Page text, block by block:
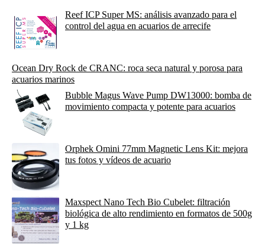
Reef ICP Super MS: análisis avanzado para el
control del agua en acuarios de arrecife
Ocean Dry Rock de CRANC: roca seca natural y porosa para
acuarios marinos
Bubble Magus Wave Pump DW13000: bomba de
movimiento compacta y potente para acuarios
Orphek Omini 77mm Magnetic Lens Kit: mejora
tus fotos y vídeos de acuario
Maxspect Nano Tech Bio Cubelet: filtración
biológica de alto rendimiento en formatos de 500g
y 1 kg